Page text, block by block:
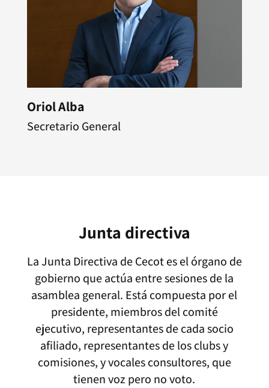
Oriol Alba
Secretario General
Junta directiva
La Junta Directiva de Cecot es el órgano de
gobierno que actúa entre sesiones de la
asamblea general. Está compuesta por el
presidente, miembros del comité
ejecutivo, representantes de cada socio
afiliado, representantes de los clubs y
comisiones, y vocales consultores, que
tienen voz pero no voto.